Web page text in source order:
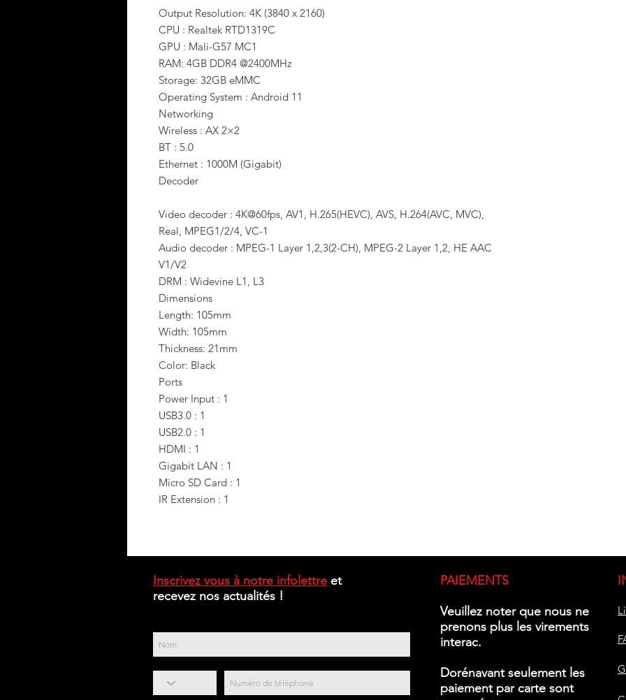
Output Resolution: 4K (3840 x 2160)
CPU : Realtek RTD1319C
GPU : Mali-G57 MC1
RAM: 4GB DDR4 @2400MHz
Storage: 32GB eMMC
Operating System : Android 11
Networking
Wireless : AX 2×2
BT : 5.0
Ethernet : 1000M (Gigabit)
Decoder
Video decoder : 4K@60fps, AV1, H.265(HEVC), AVS, H.264(AVC, MVC),
Real, MPEG1/2/4, VC-1
Audio decoder : MPEG-1 Layer 1,2,3(2-CH), MPEG-2 Layer 1,2, HE AAC
V1/V2
DRM : Widevine L1, L3
Dimensions
Length: 105mm
Width: 105mm
Thickness: 21mm
Color: Black
Ports
Power Input : 1
USB3.0 : 1
USB2.0 : 1
HDMI : 1
Gigabit LAN : 1
Micro SD Card : 1
IR Extension : 1
Inscrivez vous à notre infolettre et
recevez nos actualités !
PAIEMENTS
Veuillez noter que nous ne
prenons plus les virements
interac.
Dorénavant seulement les
paiement par carte sont